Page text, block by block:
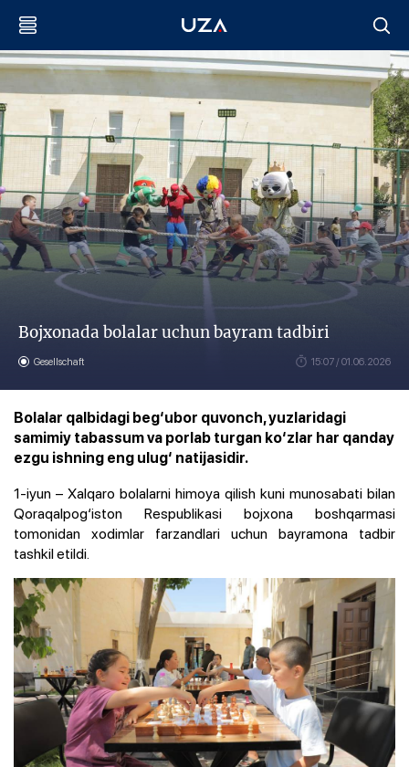
Bojxonada bolalar uchun bayram tadbiri
Gesellschaft 15:07 / 01.06.2026
Bolalar qalbidagi beg‘ubor quvonch, yuzlaridagi
samimiy tabassum va porlab turgan ko‘zlar har qanday
ezgu ishning eng ulug‘ natijasidir.
1-iyun – Xalqaro bolalarni himoya qilish kuni munosabati bilan
Qoraqalpog‘iston Respublikasi bojxona boshqarmasi
tomonidan xodimlar farzandlari uchun bayramona tadbir
tashkil etildi.